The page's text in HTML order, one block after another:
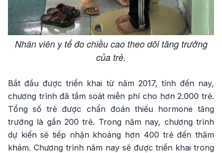
Nhân viên y tế đo chiều cao theo dõi tăng trưởng
của trẻ.
Bắt đầu được triển khai từ năm 2017, tính đến nay,
chương trình đã tầm soát miễn phí cho hơn 2.000 trẻ.
Tổng số trẻ được chẩn đoán thiếu hormone tăng
trưởng là gần 200 trẻ. Trong năm nay, chương trình
dự kiến sẽ tiếp nhận khoảng hơn 400 trẻ đến thăm
khám. Chương trình năm nay sẽ được triển khai trong